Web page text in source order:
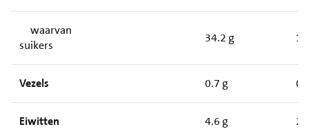
waarvan
suikers
34.2 g
Vezels 0.7 g
Eiwitten 4.6 g